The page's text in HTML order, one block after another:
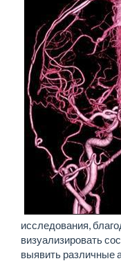
исследования,
визуализировать
выявить различные